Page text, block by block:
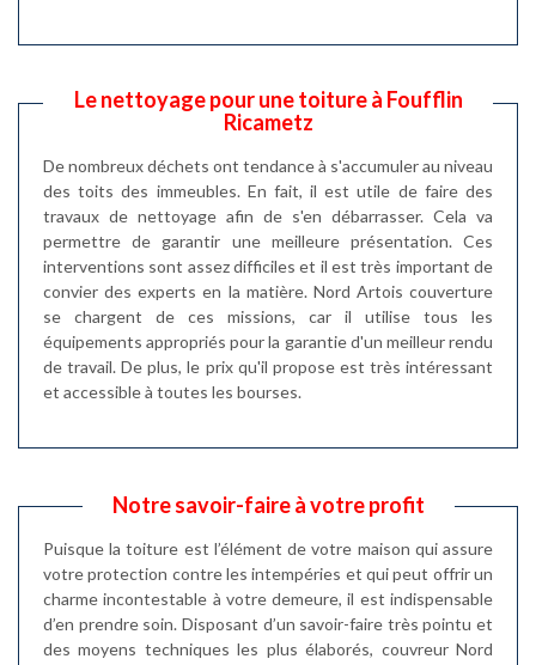
Le nettoyage pour une toiture à Foufflin
Ricametz
De nombreux déchets ont tendance à s'accumuler au niveau
des toits des immeubles. En fait, il est utile de faire des
travaux de nettoyage afin de s'en débarrasser. Cela va
permettre de garantir une meilleure présentation. Ces
interventions sont assez difficiles et il est très important de
convier des experts en la matière. Nord Artois couverture
se chargent de ces missions, car il utilise tous les
équipements appropriés pour la garantie d'un meilleur rendu
de travail. De plus, le prix qu'il propose est très intéressant
et accessible à toutes les bourses.
Notre savoir-faire à votre profit
Puisque la toiture est l’élément de votre maison qui assure
votre protection contre les intempéries et qui peut offrir un
charme incontestable à votre demeure, il est indispensable
d’en prendre soin. Disposant d’un savoir-faire très pointu et
des moyens techniques les plus élaborés, couvreur Nord